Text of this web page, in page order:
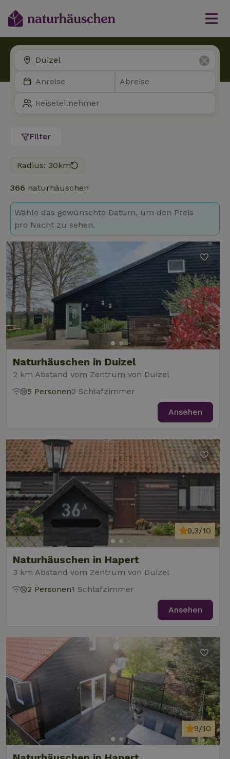
Filter
Radius: 30km
366 naturhäuschen
Wähle das gewünschte Datum, um den Preis
pro Nacht zu sehen.
Naturhäuschen in Duizel
2 km Abstand vom Zentrum von Duizel
5 Personen2 Schlafzimmer
Ansehen
Naturhäuschen in Hapert
3 km Abstand vom Zentrum von Duizel
9,3/10
2 Personen1 Schlafzimmer
Ansehen
9/10